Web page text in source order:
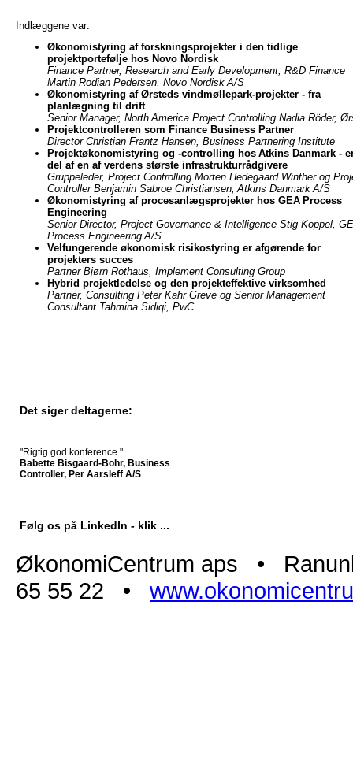
Indlæggene var:
Økonomistyring af forskningsprojekter i den tidlige
projektportefølje hos Novo Nordisk
Finance Partner, Research and Early Development, R&D Finance
Martin Rodian Pedersen, Novo Nordisk A/S
Økonomistyring af Ørsteds vindmøllepark-projekter - fra
planlægning til drift
Senior Manager, North America Project Controlling Nadia Röder,
Projektcontrolleren som Finance Business Partner
Director Christian Frantz Hansen, Business Partnering Institute
Projektøkonomistyring og -controlling hos Atkins Danmark -
del af en af verdens største infrastrukturrådgivere
Gruppeleder, Project Controlling Morten Hedegaard Winther og
Controller Benjamin Sabroe Christiansen, Atkins Danmark A/S
Økonomistyring af procesanlægsprojekter hos GEA Process
Engineering
Senior Director, Project Governance & Intelligence Stig Koppel,
Process Engineering A/S
Velfungerende økonomisk risikostyring er afgørende for
projekters succes
Partner Bjørn Rothaus, Implement Consulting Group
Hybrid projektledelse og den projekteffektive virksomhed
Partner, Consulting Peter Kahr Greve og Senior Management
Consultant Tahmina Sidiqi, PwC
Det siger deltagerne:
"Rigtig god konference."
Babette Bisgaard-Bohr, Business
Controller, Per Aarsleff A/S
Følg os på LinkedIn - klik ...
ØkonomiCentrum aps •
65 55 22 •